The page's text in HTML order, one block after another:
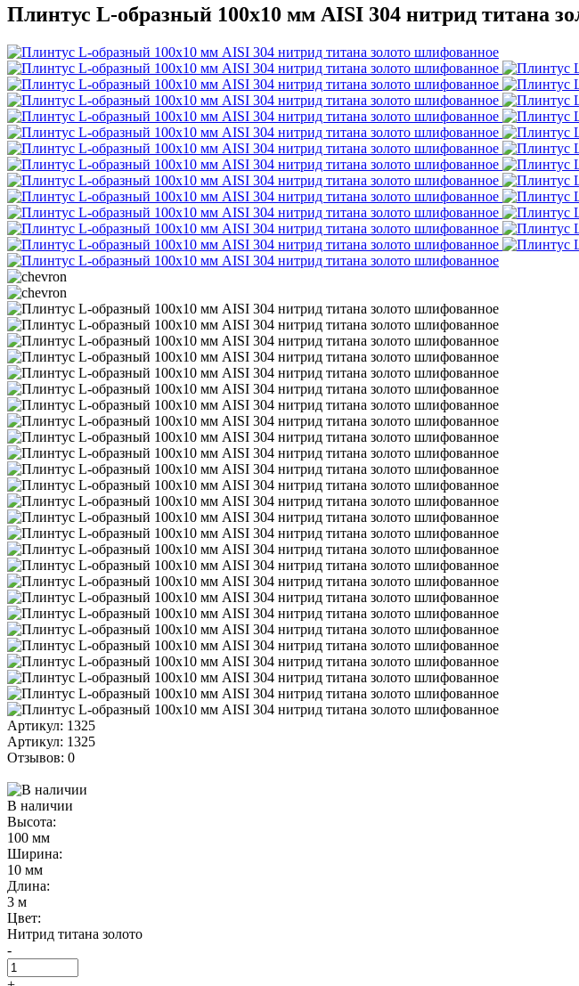
Плинтус L-образный 100х10 мм AISI 304 нитрид титана
Артикул: 1325
Артикул: 1325
Отзывов: 0
В наличии
Высота:
100 мм
Ширина:
10 мм
Длина:
3 м
Цвет:
Нитрид титана золото
-